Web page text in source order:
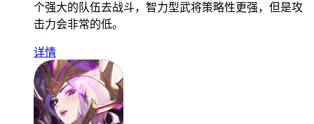
个强大的队伍去战斗，智力型武将策略性更强，但是攻
击力会非常的低。
详情